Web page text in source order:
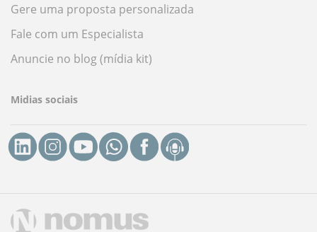
Gere uma proposta personalizada
Fale com um Especialista
Anuncie no blog (mídia kit)
Midias sociais